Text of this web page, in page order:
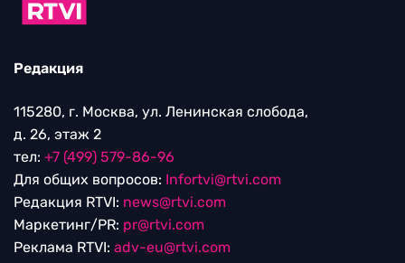
Редакция
115280, г. Москва, ул. Ленинская слобода,
д. 26, этаж 2
тел: +7 (499) 579-86-96
Для общих вопросов: Infortvi@rtvi.com
Редакция RTVI: news@rtvi.com
Маркетинг/PR: pr@rtvi.com
Реклама RTVI: adv-eu@rtvi.com